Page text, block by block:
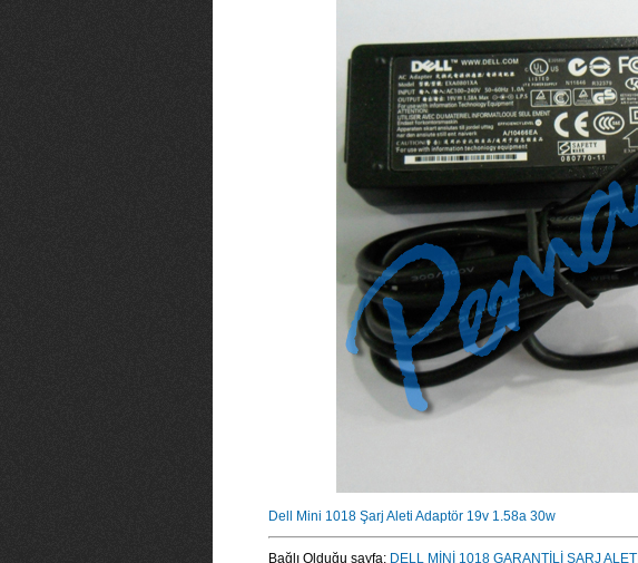
Dell Mini 1018 Şarj Aleti Adaptör 19v 1.58a 30w
Bağlı Olduğu sayfa: DELL MİNİ 1018 GARANTİLİ ŞARJ ALETİ